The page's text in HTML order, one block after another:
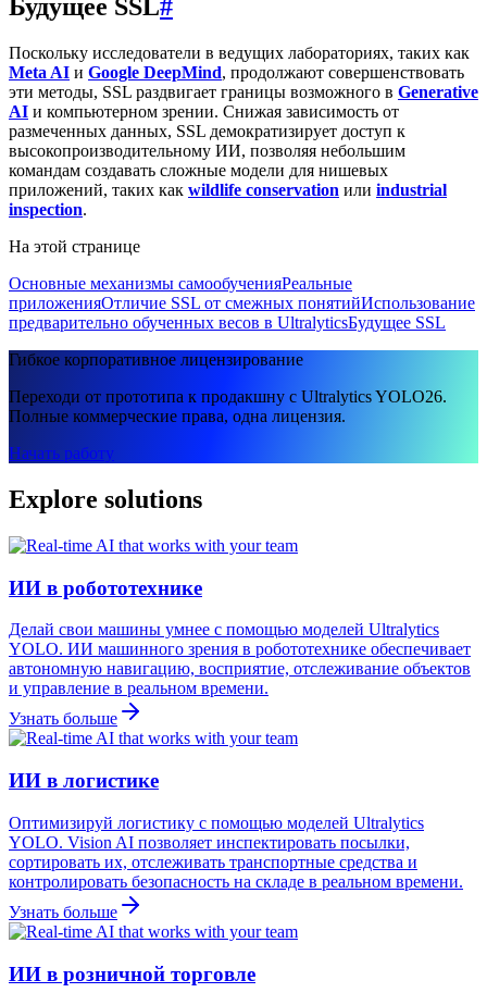
Будущее SSL#
Поскольку исследователи в ведущих лабораториях, таких как
Meta AI и Google DeepMind, продолжают совершенствовать
эти методы, SSL раздвигает границы возможного в Generative
AI и компьютерном зрении. Снижая зависимость от
размеченных данных, SSL демократизирует доступ к
высокопроизводительному ИИ, позволяя небольшим
командам создавать сложные модели для нишевых
приложений, таких как wildlife conservation или industrial
inspection.
На этой странице
Основные механизмы самообученияРеальные
приложенияОтличие SSL от смежных понятийИспользование
предварительно обученных весов в UltralyticsБудущее SSL
Гибкое корпоративное лицензирование
Переходи от прототипа к продакшну с Ultralytics YOLO26.
Полные коммерческие права, одна лицензия.
Начать работу
Explore solutions
ИИ в робототехнике
Делай свои машины умнее с помощью моделей Ultralytics
YOLO. ИИ машинного зрения в робототехнике обеспечивает
автономную навигацию, восприятие, отслеживание объектов
и управление в реальном времени.
Узнать больше
ИИ в логистике
Оптимизируй логистику с помощью моделей Ultralytics
YOLO. Vision AI позволяет инспектировать посылки,
сортировать их, отслеживать транспортные средства и
контролировать безопасность на складе в реальном времени.
Узнать больше
ИИ в розничной торговле